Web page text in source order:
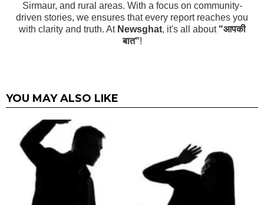
Sirmaur, and rural areas. With a focus on community-
driven stories, we ensures that every report reaches you
with clarity and truth. At Newsghat, it's all about "आपकी
बात"!
YOU MAY ALSO LIKE